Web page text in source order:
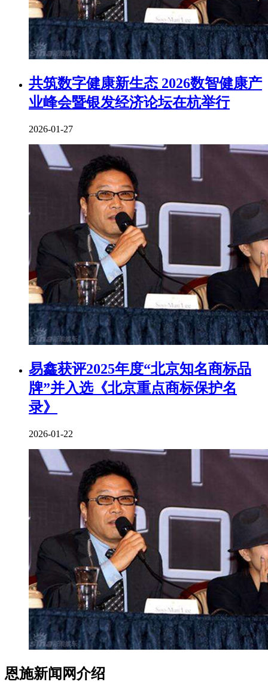
共筑数字健康新生态 2026数智健康产
业峰会暨银发经济论坛在杭举行
2026-01-27
易鑫获评2025年度“北京知名商标品
牌”并入选《北京重点商标保护名
录》
2026-01-22
恩施新闻网介绍